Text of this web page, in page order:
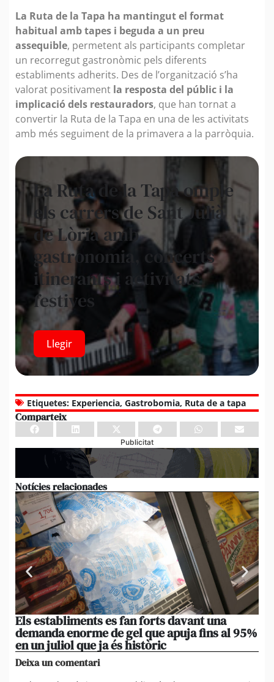
La Ruta de la Tapa ha mantingut el format
habitual amb tapes i beguda a un preu
assequible, permetent als participants completar
un recorregut gastronòmic pels diferents
establiments adherits. Des de l’organització s’ha
valorat positivament la resposta del públic i la
implicació dels restauradors, que han tornat a
convertir la Ruta de la Tapa en una de les activitats
amb més seguiment de la primavera a la parròquia.
La Ruta de la Tapa omple
els carrers de Sant Julià
de Lòria amb
gastronomia, concerts
itinerants i activitats
festives
Llegir
Etiquetes: Experiencia, Gastrobomia, Ruta de a tapa
Comparteix
Publicitat
Notícies relacionades
Els establiments es fan forts davant una
demanda enorme de gel que apuja fins al 95%
en un juliol que ja és històric
Deixa un comentari